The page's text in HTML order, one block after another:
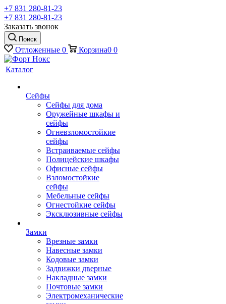
+7 831 280-81-23
+7 831 280-81-23
Заказать звонок
Поиск
Отложенные 0 Корзина0 0
Каталог
Сейфы
Сейфы для дома
Оружейные шкафы и
сейфы
Огневзломостойкие
сейфы
Встраиваемые сейфы
Полицейские шкафы
Офисные сейфы
Взломостойкие
сейфы
Мебельные сейфы
Огнестойкие сейфы
Эксклюзивные сейфы
Замки
Врезные замки
Навесные замки
Кодовые замки
Задвижки дверные
Накладные замки
Почтовые замки
Электромеханические